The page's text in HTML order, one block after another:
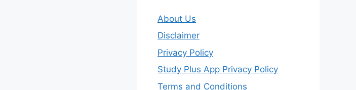
About Us
Disclaimer
Privacy Policy
Study Plus App Privacy Policy
Terms and Conditions